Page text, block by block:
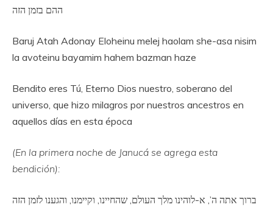
ההם בזמן הזה
Baruj Atah Adonay Eloheinu melej haolam she-asa nisim
la avoteinu bayamim hahem bazman haze
Bendito eres Tú, Eterno Dios nuestro, soberano del
universo, que hizo milagros por nuestros ancestros en
aquellos días en esta época
(En la primera noche de Janucá se agrega esta
bendición):
ברוך אתה ה’, א-לוהינו מלך העולם, שהחיינו, וקיימנו, והגענו לזמן הזה